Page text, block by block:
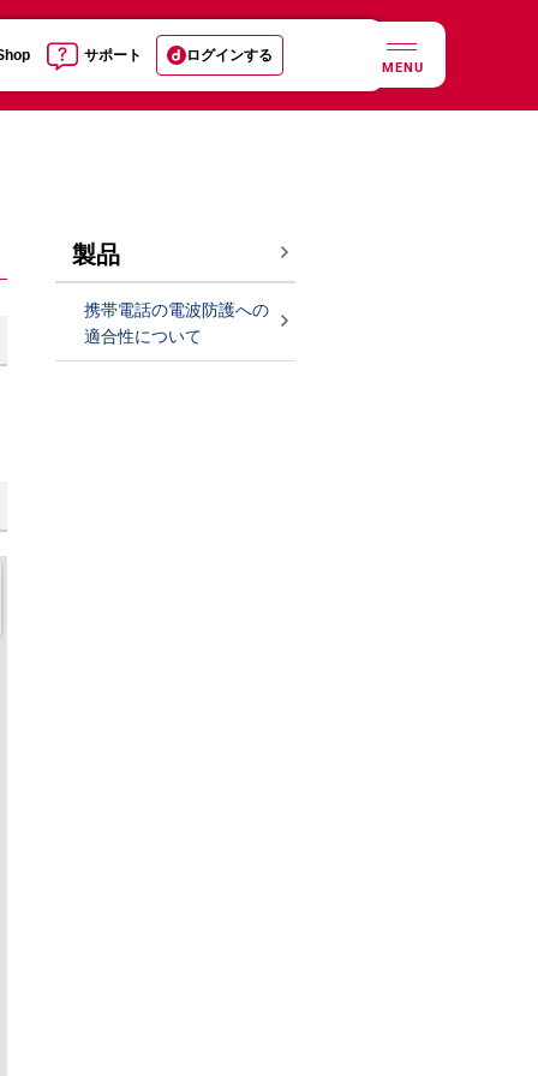
サポート ログインする
MENU
製品
携帯電話の電波防護への
適合性について